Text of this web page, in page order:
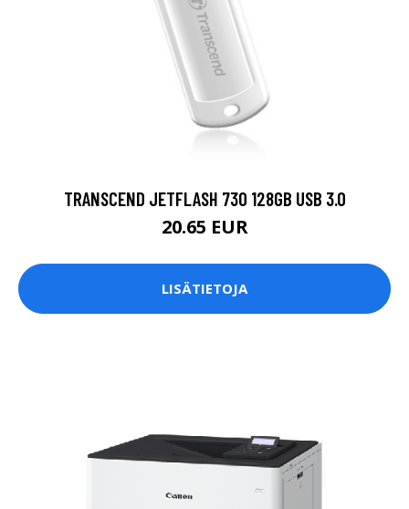
TRANSCEND JETFLASH 730 128GB USB 3.0
20.65 EUR
LISÄTIETOJA